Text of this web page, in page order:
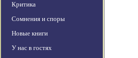
Критика
Сомнения и споры
Новые книги
У нас в гостях